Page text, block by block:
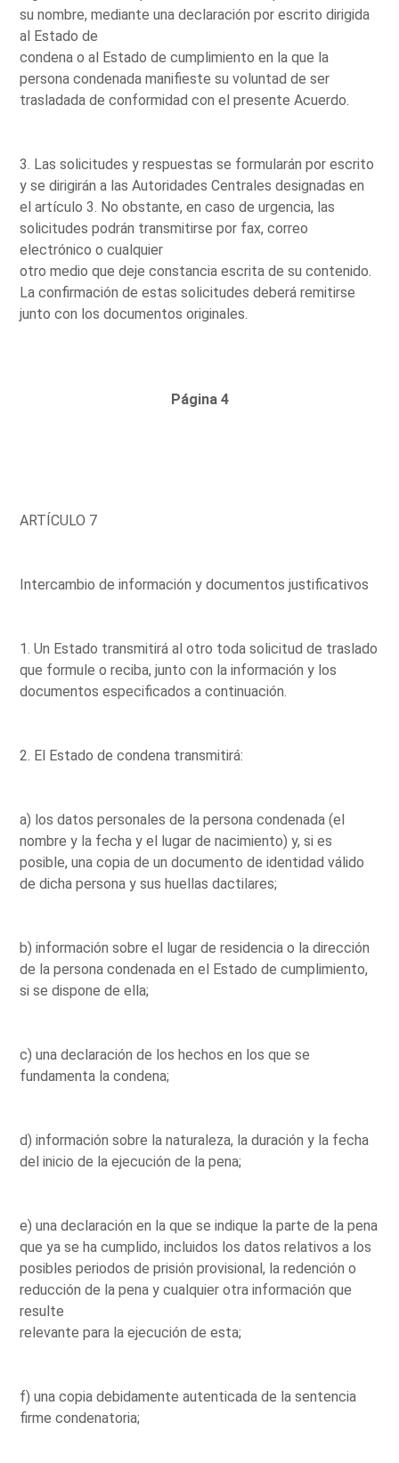
su nombre, mediante una declaración por escrito dirigida
al Estado de
condena o al Estado de cumplimiento en la que la
persona condenada manifieste su voluntad de ser
trasladada de conformidad con el presente Acuerdo.
3. Las solicitudes y respuestas se formularán por escrito
y se dirigirán a las Autoridades Centrales designadas en
el artículo 3. No obstante, en caso de urgencia, las
solicitudes podrán transmitirse por fax, correo
electrónico o cualquier
otro medio que deje constancia escrita de su contenido.
La confirmación de estas solicitudes deberá remitirse
junto con los documentos originales.
Página 4
ARTÍCULO 7
Intercambio de información y documentos justificativos
1. Un Estado transmitirá al otro toda solicitud de traslado
que formule o reciba, junto con la información y los
documentos especificados a continuación.
2. El Estado de condena transmitirá:
a) los datos personales de la persona condenada (el
nombre y la fecha y el lugar de nacimiento) y, si es
posible, una copia de un documento de identidad válido
de dicha persona y sus huellas dactilares;
b) información sobre el lugar de residencia o la dirección
de la persona condenada en el Estado de cumplimiento,
si se dispone de ella;
c) una declaración de los hechos en los que se
fundamenta la condena;
d) información sobre la naturaleza, la duración y la fecha
del inicio de la ejecución de la pena;
e) una declaración en la que se indique la parte de la pena
que ya se ha cumplido, incluidos los datos relativos a los
posibles periodos de prisión provisional, la redención o
reducción de la pena y cualquier otra información que
resulte
relevante para la ejecución de esta;
f) una copia debidamente autenticada de la sentencia
firme condenatoria;